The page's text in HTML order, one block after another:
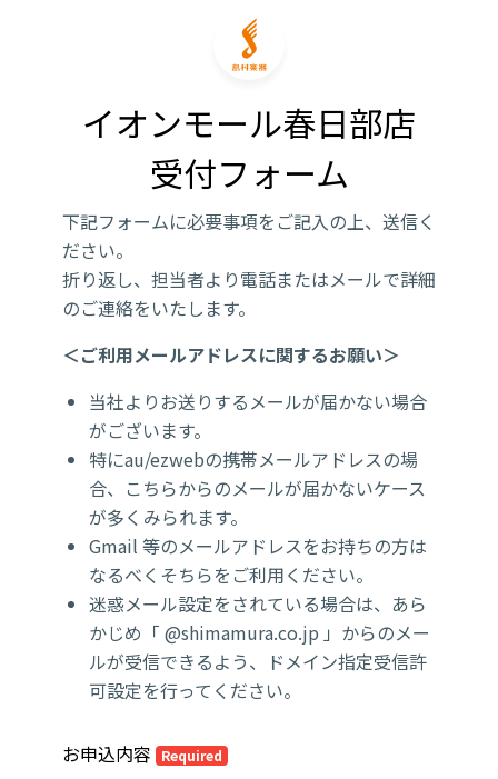
イオンモール春日部店
受付フォーム
下記フォームに必要事項をご記入の上、送信く
ださい。
折り返し、担当者より電話またはメールで詳細
のご連絡をいたします。
＜ご利用メールアドレスに関するお願い＞
当社よりお送りするメールが届かない場合
がございます。
特にau/ezwebの携帯メールアドレスの場
合、こちらからのメールが届かないケース
が多くみられます。
Gmail 等のメールアドレスをお持ちの方は
なるべくそちらをご利用ください。
迷惑メール設定をされている場合は、あら
かじめ「 @shimamura.co.jp 」からのメー
ルが受信できるよう、ドメイン指定受信許
可設定を行ってください。
お申込内容 Required